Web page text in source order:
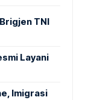
TNI
Layani
Imigrasi